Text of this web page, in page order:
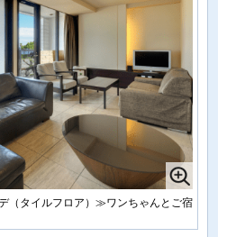
（タイルフロア）≫ワンちゃんとご宿